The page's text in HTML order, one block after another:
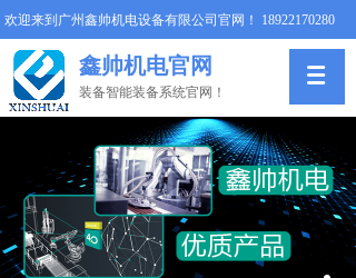
欢迎来到广州鑫帅机电设备有限公司官网！ 18922170280
鑫帅机电官网
装备智能装备系统官网！